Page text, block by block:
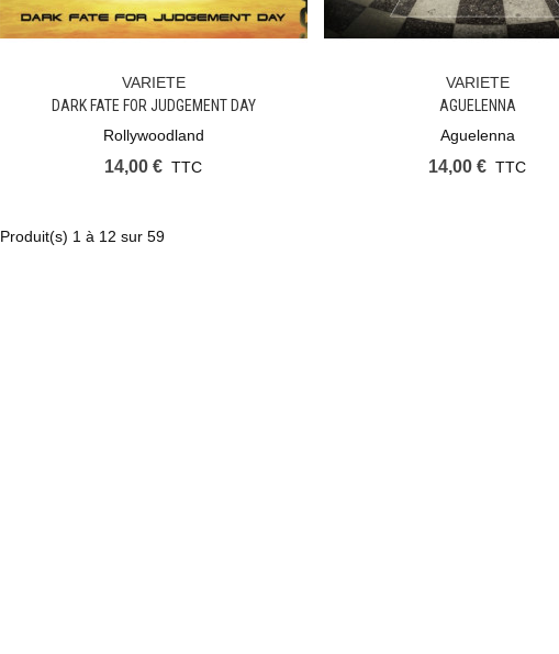
Ajouter Au Panier
VARIETE
DARK FATE FOR JUDGEMENT DAY
Rollywoodland
14,00 € TTC
Ajouter Au Panier
VARIETE
AGUELENNA
Aguelenna
14,00 € TTC
Produit(s) 1 à 12 sur 59